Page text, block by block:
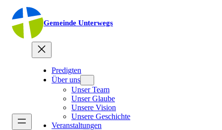
Gemeinde Unterwegs
Predigten
Über uns
Unser Team
Unser Glaube
Unsere Vision
Unsere Geschichte
Veranstaltungen